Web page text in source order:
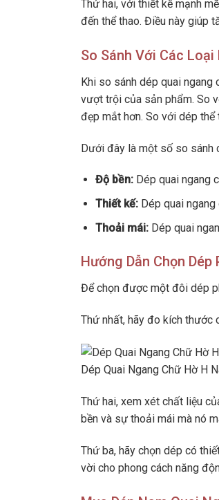
Thứ hai, với thiết kế mạnh
đến thể thao. Điều này giúp
So Sánh Với Các Loại
Khi so sánh dép quai
vượt trội của sản phẩm. So
đẹp mắt hơn. So với dép
Dưới đây là một số so sánh
Độ bền:Dép quai ngang
Thiết kế:Dép quai ngang
Thoải mái:Dép quai
Hướng Dẫn Chọn Dép
Để chọn được một đôi dép
Thứ nhất, hãy đo kích thước
Dép Quai Ngang Chữ Hờ H
Thứ hai, xem xét chất liệu
bền và sự thoải mái mà nó
Thứ ba, hãy chọn dép có
vời cho phong cách năng